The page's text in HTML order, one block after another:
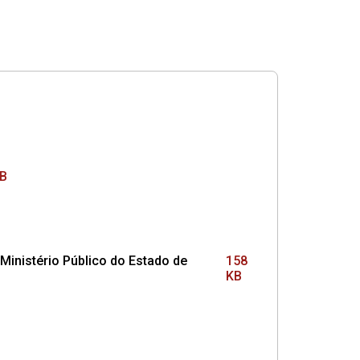
Ministério Público do Estado de
158
KB